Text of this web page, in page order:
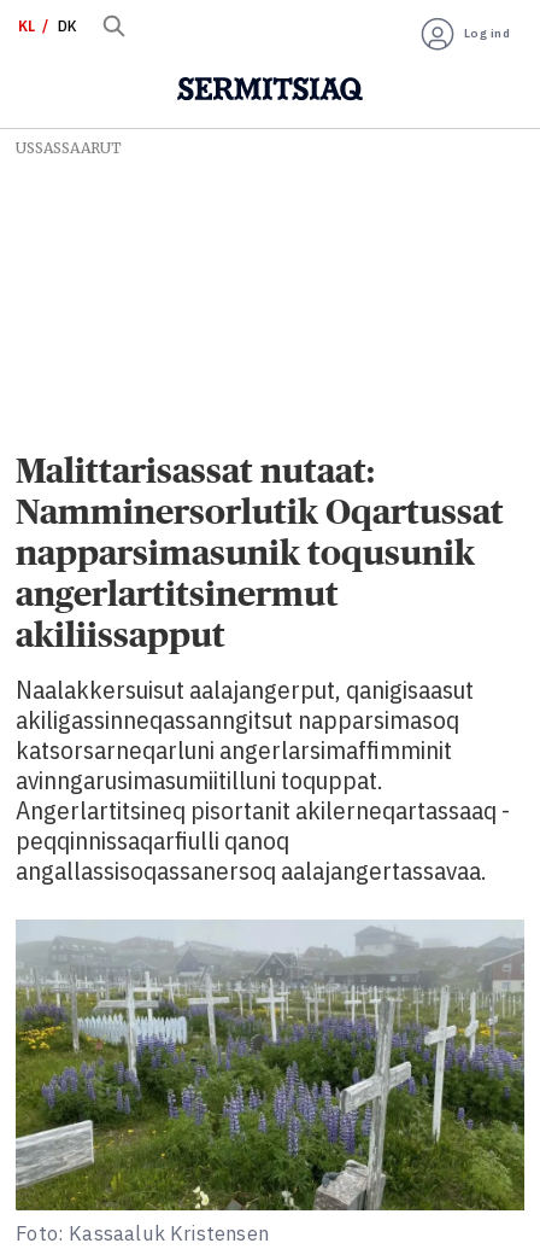
KL DK Log ind
USSASSAARUT
Malittarisassat nutaat:
Namminersorlutik Oqartussat
napparsimasunik toqusunik
angerlartitsinermut
akiliissapput
Naalakkersuisut aalajangerput, qanigisaasut
akiligassinneqassanngitsut napparsimasoq
katsorsarneqarluni angerlarsimaffimminit
avinngarusimasumiitilluni toquppat.
Angerlartitsineq pisortanit akilerneqartassaaq -
peqqinnissaqarfiulli qanoq
angallassisoqassanersoq aalajangertassavaa.
Foto: Kassaaluk Kristensen